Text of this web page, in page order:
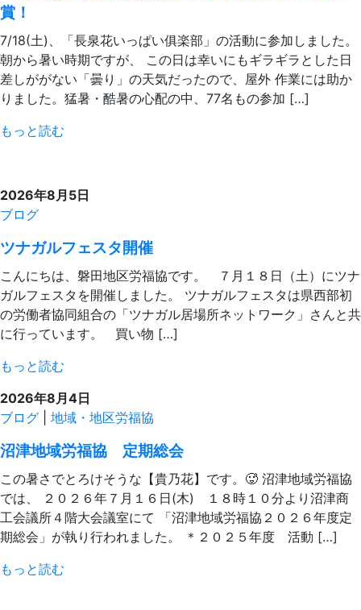
賞！
7/18(土)、「長泉花いっぱい俱楽部」の活動に参加しました。
朝から暑い時期ですが、 この日は幸いにもギラギラとした日
差しががない「曇り」の天気だったので、屋外 作業には助か
りました。猛暑・酷暑の心配の中、77名もの参加 […]
もっと読む
2026年8月5日
ブログ
ツナガルフェスタ開催
こんにちは、磐田地区労福協です。 ７月１８日（土）にツナ
ガルフェスタを開催しました。 ツナガルフェスタは県西部初
の労働者協同組合の「ツナガル居場所ネットワーク」さんと共
に行っています。 買い物 […]
もっと読む
2026年8月4日
ブログ
地域・地区労福協
沼津地域労福協 定期総会
この暑さでとろけそうな【貴乃花】です。🥵 沼津地域労福協
では、 ２０２６年７月１６日(木) １８時１０分より沼津商
工会議所４階大会議室にて 「沼津地域労福協２０２６年度定
期総会」が執り行われました。 ＊２０２５年度 活動 […]
もっと読む